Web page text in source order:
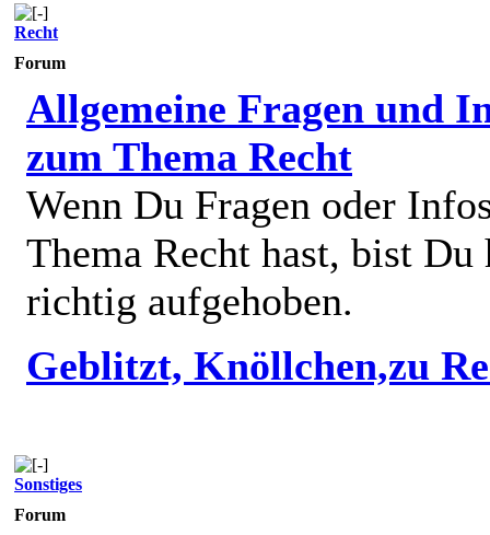
Recht
Forum
Allgemeine Fragen und
zum Thema Recht
Wenn Du Fragen oder
Thema Recht hast, bist Du
richtig aufgehoben.
Geblitzt, Knöllchen,zu
Sonstiges
Forum